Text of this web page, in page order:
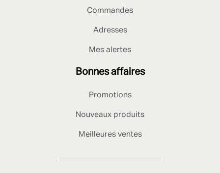
Commandes
Adresses
Mes alertes
Bonnes affaires
Promotions
Nouveaux produits
Meilleures ventes